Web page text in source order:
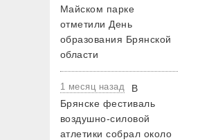
Майском парке
отметили День
образования Брянской
области
1 месяц назад
В
Брянске фестиваль
воздушно-силовой
атлетики собрал около